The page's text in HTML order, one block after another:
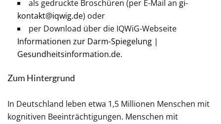
als gedruckte Broschüren (per E-Mail an gi-
kontakt@iqwig.de) oder
per Download über die IQWiG-Webseite
Informationen zur Darm-Spiegelung |
Gesundheitsinformation.de.
Zum Hintergrund
In Deutschland leben etwa 1,5 Millionen Menschen mit
kognitiven Beeinträchtigungen. Menschen mit